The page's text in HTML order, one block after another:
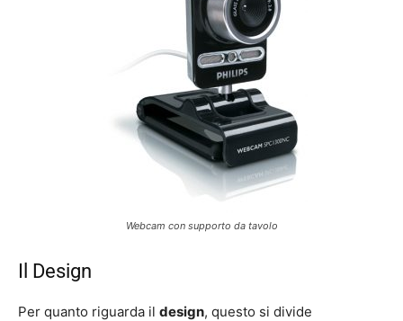
Webcam con supporto da tavolo
Il Design
Per quanto riguarda il design, questo si divide